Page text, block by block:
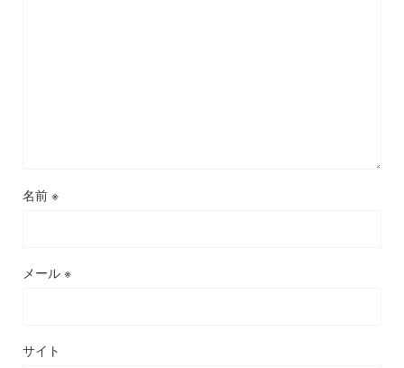
名前 ※
メール ※
サイト